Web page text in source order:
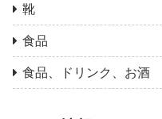
靴
食品
食品、ドリンク、お酒